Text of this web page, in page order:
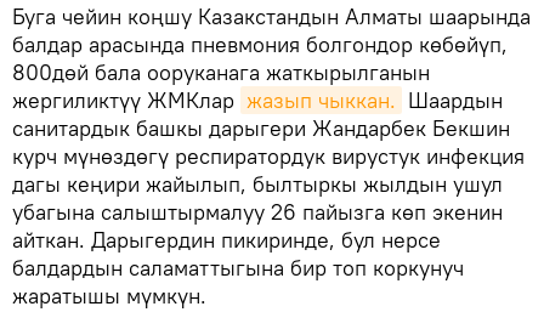
Буга чейин коңшу Казакстандын Алматы шаарында
балдар арасында пневмония болгондор көбөйүп,
800дөй бала ооруканага жаткырылганын
жергиликтүү ЖМКлар жазып чыккан. Шаардын
санитардык башкы дарыгери Жандарбек Бекшин
курч мүнөздөгү респиратордук вирустук инфекция
дагы кеңири жайылып, былтыркы жылдын ушул
убагына салыштырмалуу 26 пайызга көп экенин
айткан. Дарыгердин пикиринде, бул нерсе
балдардын саламаттыгына бир топ коркунуч
жаратышы мүмкүн.